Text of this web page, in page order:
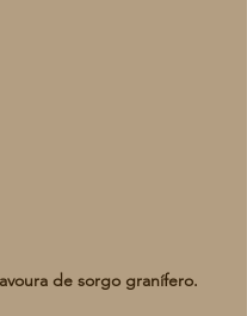
de sorgo granífero.